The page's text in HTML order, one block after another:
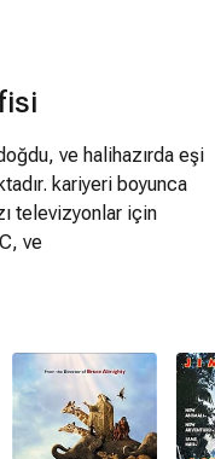
ve halihazırda eşi
kariyeri boyunca
televizyonlar için
ve